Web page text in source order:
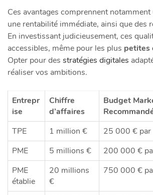
Ces avantages comprennent
une rentabilité immédiate, ainsi que des
En investissant judicieusement, ces
accessibles, même pour les plus petites
Opter pour des stratégies digitales
réaliser vos ambitions.
Entrepr
ise
Chiffre
d’affaires
Budget
TPE
1 million €
25 000 € par
PME
5 millions €
200 000 €
PME
établie
20 millions
€
750 000 €